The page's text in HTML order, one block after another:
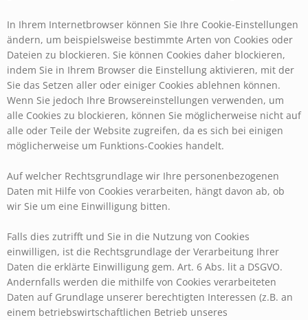
In Ihrem Internetbrowser können Sie Ihre Cookie-Einstellungen
ändern, um beispielsweise bestimmte Arten von Cookies oder
Dateien zu blockieren. Sie können Cookies daher blockieren,
indem Sie in Ihrem Browser die Einstellung aktivieren, mit der
Sie das Setzen aller oder einiger Cookies ablehnen können.
Wenn Sie jedoch Ihre Browsereinstellungen verwenden, um
alle Cookies zu blockieren, können Sie möglicherweise nicht auf
alle oder Teile der Website zugreifen, da es sich bei einigen
möglicherweise um Funktions-Cookies handelt.
Auf welcher Rechtsgrundlage wir Ihre personenbezogenen
Daten mit Hilfe von Cookies verarbeiten, hängt davon ab, ob
wir Sie um eine Einwilligung bitten.
Falls dies zutrifft und Sie in die Nutzung von Cookies
einwilligen, ist die Rechtsgrundlage der Verarbeitung Ihrer
Daten die erklärte Einwilligung gem. Art. 6 Abs. lit a DSGVO.
Andernfalls werden die mithilfe von Cookies verarbeiteten
Daten auf Grundlage unserer berechtigten Interessen (z.B. an
einem betriebswirtschaftlichen Betrieb unseres